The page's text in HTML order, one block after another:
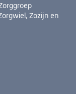
Zozijn en